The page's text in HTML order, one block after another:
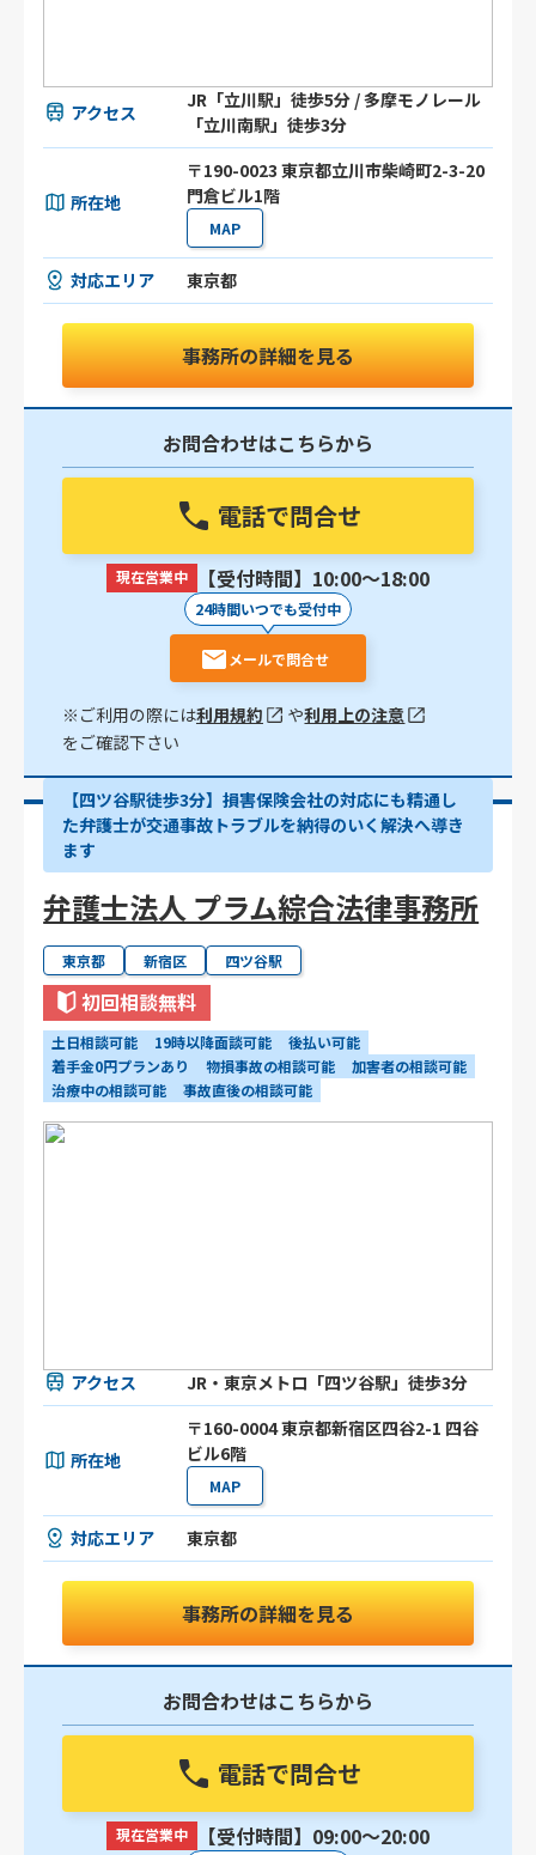
アクセス
JR「立川駅」徒歩5分 / 多摩モノレール
「立川南駅」徒歩3分
所在地
〒190-0023 東京都立川市柴崎町2-3-20
門倉ビル1階
MAP
対応エリア 東京都
事務所の詳細を見る
お問合わせはこちらから
電話で問合せ
現在営業中 【受付時間】10:00〜18:00
24時間いつでも受付中
メールで問合せ
※ご利用の際には利用規約 や利用上の注意
をご確認下さい
【四ツ谷駅徒歩3分】損害保険会社の対応にも精通し
た弁護士が交通事故トラブルを納得のいく解決へ導き
ます
弁護士法人 プラム綜合法律事務所
東京都 新宿区 四ツ谷駅
初回相談無料
土日相談可能 19時以降面談可能
後払い可能
着手金0円プランあり
物損事故の相談可能
加害者の相談可能
治療中の相談可能
事故直後の相談可能
アクセス JR・東京メトロ「四ツ谷駅」徒歩3分
所在地
〒160-0004 東京都新宿区四谷2-1 四谷
ビル6階
MAP
対応エリア 東京都
事務所の詳細を見る
お問合わせはこちらから
電話で問合せ
現在営業中 【受付時間】09:00〜20:00